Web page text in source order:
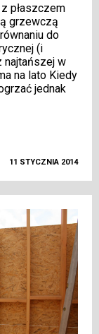
płaszczem
grzewczą
do
(i
najtańszej w
na lato Kiedy
jednak
11 STYCZNIA 2014